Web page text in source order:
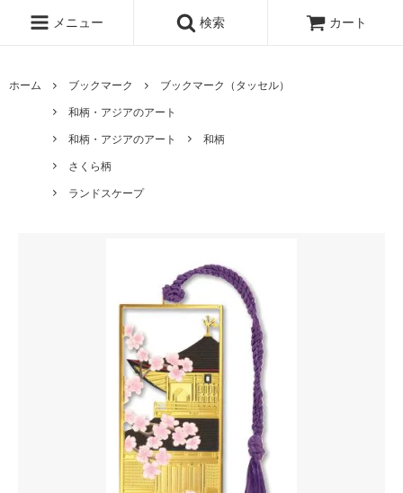
メニュー 検索 カート
ホーム ブックマーク
ブックマーク（タッセル）
和柄・アジアのアート
和柄・アジアのアート
和柄
さくら柄
ランドスケープ